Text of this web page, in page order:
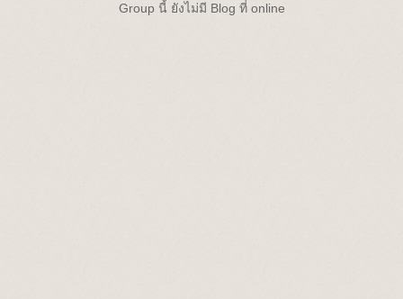
Group นี้ ยังไม่มี Blog ที่ online